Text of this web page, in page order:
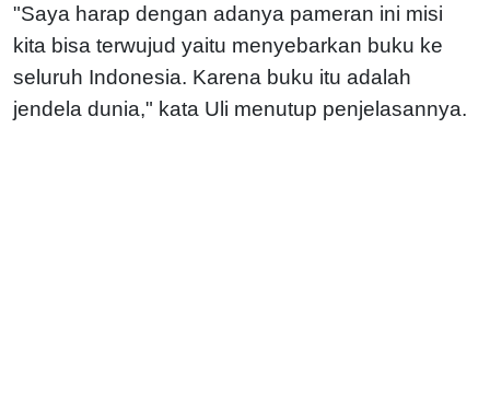
"Saya harap dengan adanya pameran ini misi
kita bisa terwujud yaitu menyebarkan buku ke
seluruh Indonesia. Karena buku itu adalah
jendela dunia," kata Uli menutup penjelasannya.